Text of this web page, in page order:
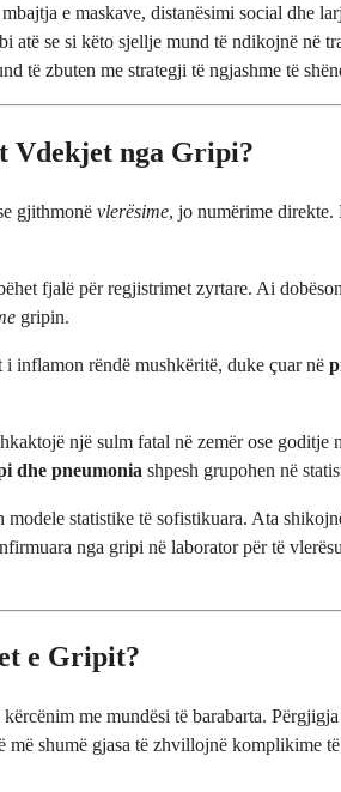
e maskave, distanësimi social dhe
atë se si këto sjellje mund të ndikojnë në
të zbuten me strategji të ngjashme të
Vdekjet nga Gripi?
gjithmonë vlerësime, jo numërime direkte.
fjalë për regjistrimet zyrtare. Ai
gripin.
rëndë mushkëritë, duke çuar në
një sulm fatal në zemër ose
dhe pneumonia shpesh grupohen në
statistike të sofistikuara. Ata
nga gripi në laborator për të
e Gripit?
me mundësi të barabarta.
më shumë gjasa të zhvillojnë